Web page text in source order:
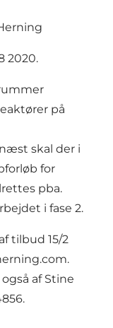
2020.
på
skal der i
for
pba.
i fase 2.
tilbud 15/2
.
af Stine